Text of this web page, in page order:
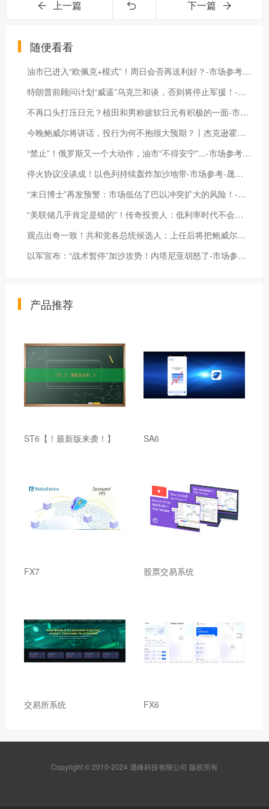
上一篇 下一篇
随便看看
油市已进入“欧佩克+模式”！周日会否再送利好？-市场参考-晟峰科技数据
特朗普前顾问计划“威逼”乌克兰和谈，否则将停止军援！-市场参考-晟峰数据
不再口头打压日元？植田和男称疲软日元有积极的一面-市场参考-晟峰科技数据
今晚鲍威尔将讲话，投行为何不抱很大预期？丨杰克逊霍尔央行年会Live追踪-市场参考-晟峰科技数据
“禁止”！俄罗斯又一个大动作，油市“不得安宁”...-市场参考-晟峰科技数据
停火协议没谈成！以色列持续轰炸加沙地带-市场参考-晟峰科技数据
“末日博士”再发预警：市场低估了巴以冲突扩大的风险！-市场参考-晟峰科技数据
“美联储几乎肯定是错的”！传奇投资人：低利率时代不会重现-市场参考-晟峰科技数据
观点出奇一致！共和党各总统候选人：上任后将把鲍威尔赶下台-市场参考-晟峰科技数据
以军宣布：“战术暂停”加沙攻势！内塔尼亚胡怒了-市场参考-晟峰数据
产品推荐
ST6【！最新版来袭！】 SA6
FX7 股票交易系统
交易所系统 FX6
Copyright © 2010-2024 晟峰科技有限公司 版权所有